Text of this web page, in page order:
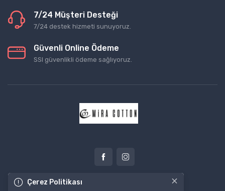
Çerez Politikası ×
7/24 Müşteri Desteği
7/24 destek hizmeti sunuyoruz.
Güvenli Online Ödeme
SSl güvenlikli ödeme sağlıyoruz.